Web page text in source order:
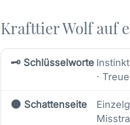
Krafttier Wolf auf
🗝️ Schlüsselworte
·
🌑 Schattenseite